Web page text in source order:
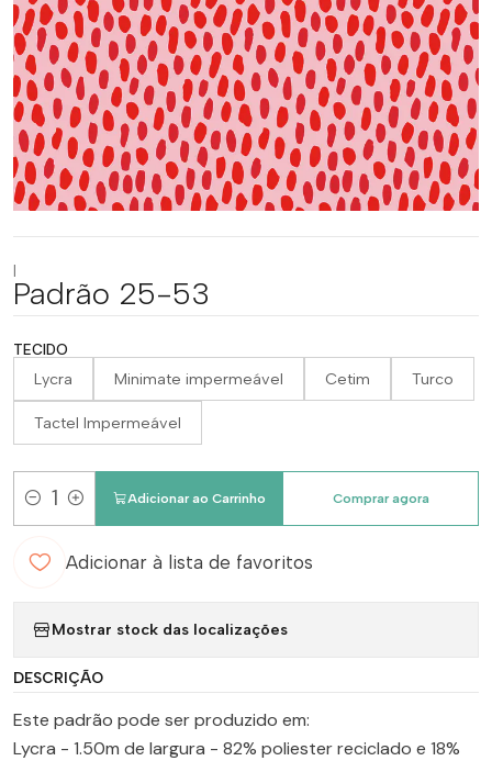
|
Padrão 25-53
TECIDO
Lycra Minimate impermeável Cetim Turco
Tactel Impermeável
Quantidade
Adicionar ao Carrinho Comprar agora
Adicionar à lista de favoritos
Mostrar stock das localizações
DESCRIÇÃO
Este padrão pode ser produzido em:
Lycra - 1.50m de largura - 82% poliester reciclado e 18%